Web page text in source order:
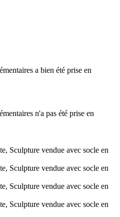
a bien été prise en
n'a pas été prise en